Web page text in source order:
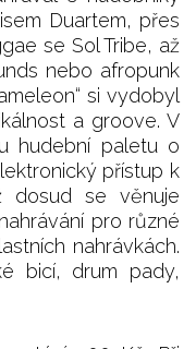
Duartem, přes
se Sol Tribe, až
nebo afropunk
si vydobyl
a groove. V
hudební paletu o
přístup k
dosud se věnuje
pro různé
nahrávkách.
bicí, drum pady,